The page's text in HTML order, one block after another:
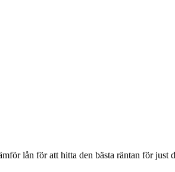
lån för att hitta den bästa räntan för